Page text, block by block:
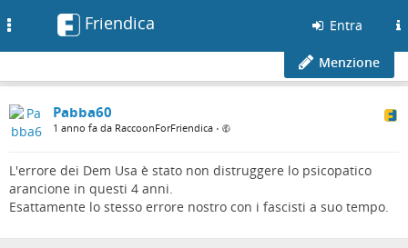
Friendica Entra
Menzione
Pabba60
1 anno fa da RaccoonForFriendica •
L'errore dei Dem Usa è stato non distruggere lo psicopatico
arancione in questi 4 anni.
Esattamente lo stesso errore nostro con i fascisti a suo tempo.